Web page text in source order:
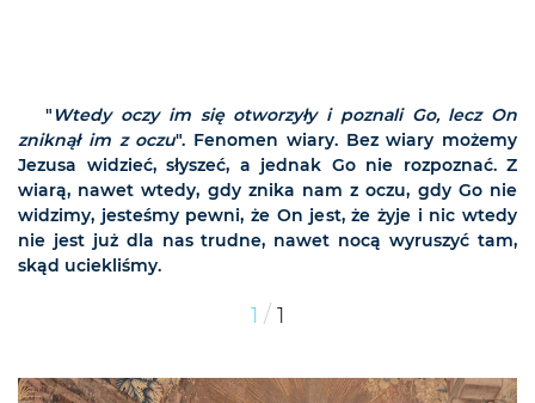
"Wtedy oczy im się otworzyły i poznali Go, lecz On
zniknął im z oczu". Fenomen wiary. Bez wiary możemy
Jezusa widzieć, słyszeć, a jednak Go nie rozpoznać. Z
wiarą, nawet wtedy, gdy znika nam z oczu, gdy Go nie
widzimy, jesteśmy pewni, że On jest, że żyje i nic wtedy
nie jest już dla nas trudne, nawet nocą wyruszyć tam,
skąd uciekliśmy.
1 / 1